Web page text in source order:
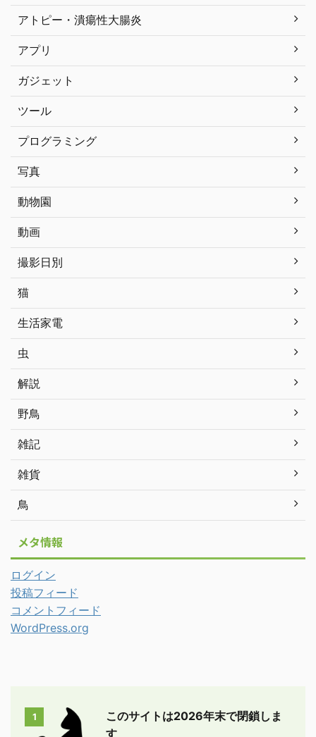
アトピー・潰瘍性大腸炎
アプリ
ガジェット
ツール
プログラミング
写真
動物園
動画
撮影日別
猫
生活家電
虫
解説
野鳥
雑記
雑貨
鳥
メタ情報
ログイン
投稿フィード
コメントフィード
WordPress.org
1
このサイトは2026年末で閉鎖しま
す